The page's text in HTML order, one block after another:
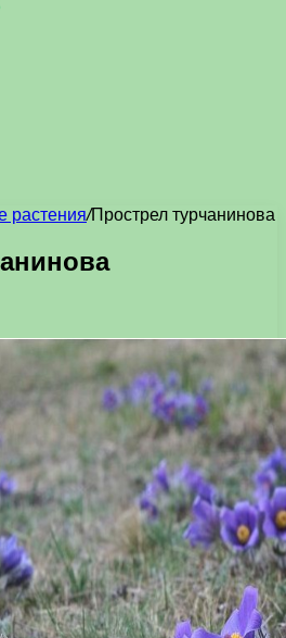
растения/Прострел турчанинова